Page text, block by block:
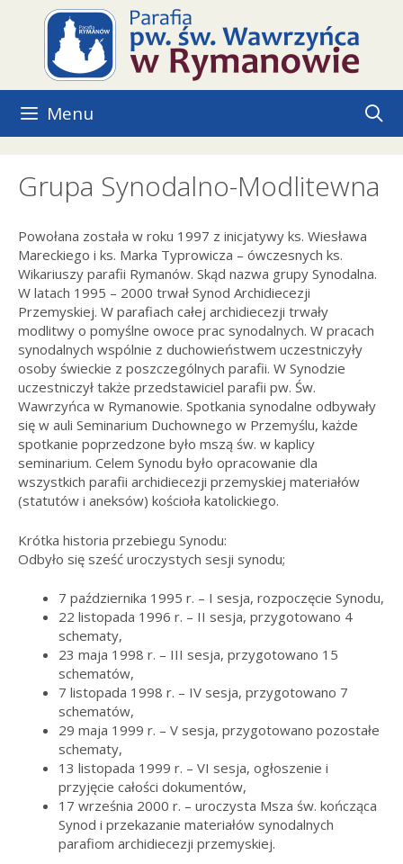
Menu
Grupa Synodalno-Modlitewna
Powołana została w roku 1997 z inicjatywy ks. Wiesława
Mareckiego i ks. Marka Typrowicza – ówczesnych ks.
Wikariuszy parafii Rymanów. Skąd nazwa grupy Synodalna.
W latach 1995 – 2000 trwał Synod Archidiecezji
Przemyskiej. W parafiach całej archidiecezji trwały
modlitwy o pomyślne owoce prac synodalnych. W pracach
synodalnych wspólnie z duchowieństwem uczestniczyły
osoby świeckie z poszczególnych parafii. W Synodzie
uczestniczył także przedstawiciel parafii pw. Św.
Wawrzyńca w Rymanowie. Spotkania synodalne odbywały
się w auli Seminarium Duchownego w Przemyślu, każde
spotkanie poprzedzone było mszą św. w kaplicy
seminarium. Celem Synodu było opracowanie dla
wszystkich parafii archidiecezji przemyskiej materiałów
(statutów i aneksów) kościoła katolickiego.
Krótka historia przebiegu Synodu:
Odbyło się sześć uroczystych sesji synodu;
7 października 1995 r. – I sesja, rozpoczęcie Synodu,
22 listopada 1996 r. – II sesja, przygotowano 4
schematy,
23 maja 1998 r. – III sesja, przygotowano 15
schematów,
7 listopada 1998 r. – IV sesja, przygotowano 7
schematów,
29 maja 1999 r. – V sesja, przygotowano pozostałe
schematy,
13 listopada 1999 r. – VI sesja, ogłoszenie i
przyjęcie całości dokumentów,
17 września 2000 r. – uroczysta Msza św. kończąca
Synod i przekazanie materiałów synodalnych
parafiom archidiecezji przemyskiej.